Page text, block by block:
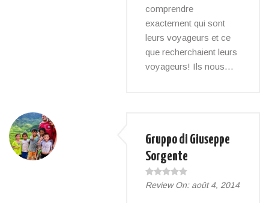
comprendre
exactement qui sont
leurs voyageurs et ce
que recherchaient leurs
voyageurs! Ils nous…
Gruppo di Giuseppe
Sorgente
Review On: août 4, 2014